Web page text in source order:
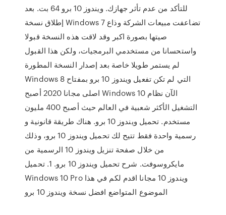
للتأكد من عدم تأثر جهازك. ويندوز 10 برو 64 بت. بعد
إطلاق نسخة Windows 7 تضاعفت مبيعات الشركة وذاع
صيتها بصورة اكبر وقد لاقت هذه النسخة قبولا
واستحسانا من مستخدمي البرمجيات، ولكن هذا القبول
لم يستمر طويلا خاصة بعد إصدار النسخة المطورة
Windows 8 التي لم تكن تفعيل ويندوز 10 برو بمفتاح
اصلى مجانا 2020 أصبح Windows 10 الآن نظام
التشغيل الأكثر شعبية في العالم حيث أصبح 400 مليون
مستخدم. تحميل ويندوز 10 برو. هناك طريقة قانونية و
رسمية واحدة فقط تتيح لك تحميل ويندوز 10 برو، وذلك
من خلال صفحة تنزيل ويندوز 10 الرسمية من
مايكروسوفت. شرح تحميل ويندوز 10 برو. 1. تحميل
Windows 10 Pro ويندوز 10 مجانا اقدم لكم في هذا
الموضوع المتواضع افضل نسخة ويندوز 10 برو